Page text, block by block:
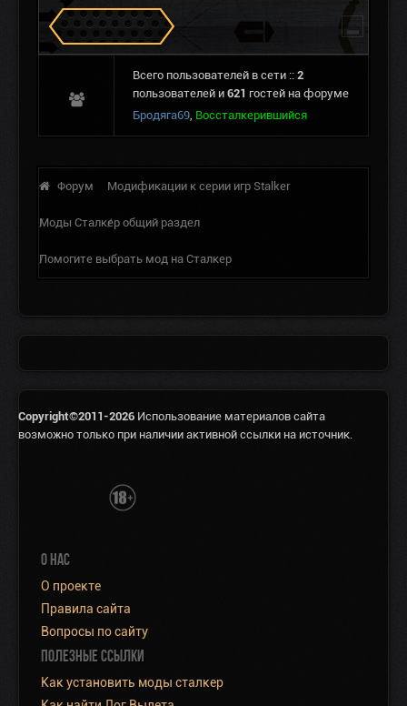
Сталкеров в Зоне
Всего пользователей в сети :: 2
пользователей и 621 гостей на форуме
Бродяга69 Воссталкерившийся
Форум Модификации к серии игр Stalker
Моды Сталкер общий раздел
Помогите выбрать мод на Сталкер
Copyright©2011-2026 Использование материалов сайта
возможно только при наличии активной ссылки на источник.
О НАС
О проекте
Правила сайта
Вопросы по сайту
ПОЛЕЗНЫЕ ССЫЛКИ
Как установить моды сталкер